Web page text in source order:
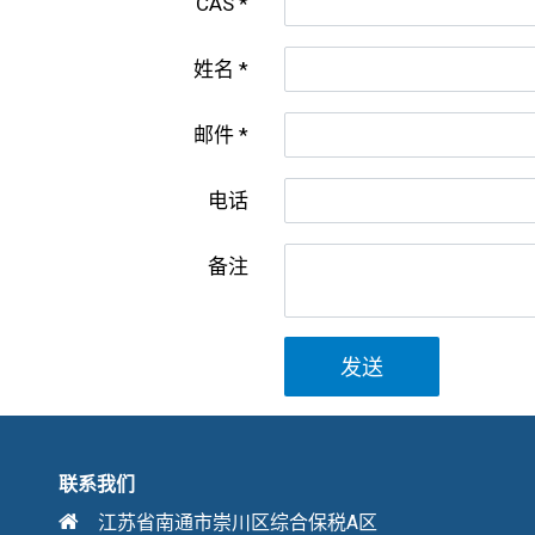
姓名
邮件
电话
备注
发送
联系我们
江苏省南通市崇川区综合保税A区